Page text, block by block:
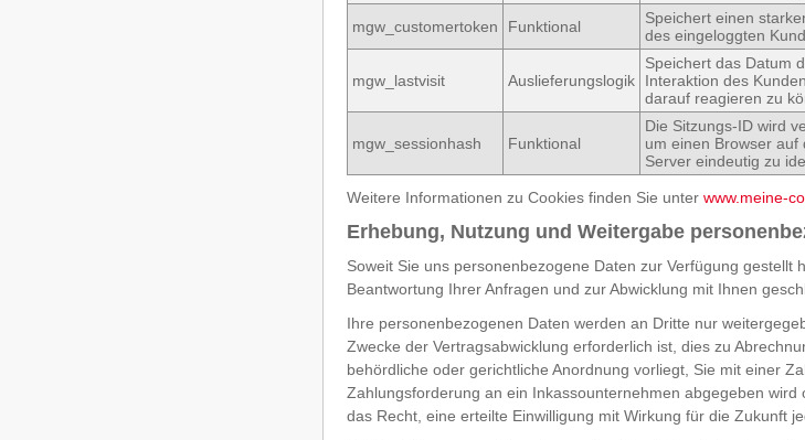
mgw_customertoken Funktional
Speichert einen
des eingeloggten
mgw_lastvisit Auslieferungslogik
Speichert das Datum
Interaktion des
darauf reagieren zu
mgw_sessionhash Funktional
Die Sitzungs-ID wird
um einen Browser auf
Server eindeutig zu
Weitere Informationen zu Cookies finden Sie unter www.meine-
Erhebung, Nutzung und Weitergabe
Soweit Sie uns personenbezogene Daten zur Verfügung gestellt
Beantwortung Ihrer Anfragen und zur Abwicklung mit Ihnen
Ihre personenbezogenen Daten werden an Dritte nur
Zwecke der Vertragsabwicklung erforderlich ist, dies zu
behördliche oder gerichtliche Anordnung vorliegt, Sie mit einer
Zahlungsforderung an ein Inkassounternehmen abgegeben
das Recht, eine erteilte Einwilligung mit Wirkung für die Zukunft